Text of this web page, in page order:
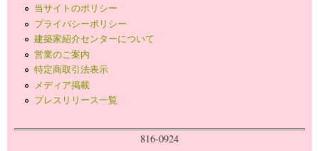
当サイトのポリシー
プライバシーポリシー
建築家紹介センターについて
営業のご案内
特定商取引法表示
メディア掲載
プレスリリース一覧
816-0924